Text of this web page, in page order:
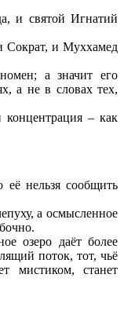
и святой Игнатий
Сократ, и Муххамед
а значит его
а не в словах тех,
концентрация – как
её нельзя сообщить
а осмысленное
озеро даёт более
поток, тот, чьё
мистиком, станет